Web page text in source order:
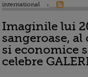
international
Imaginile lui
sangeroase,
si economice
celebre